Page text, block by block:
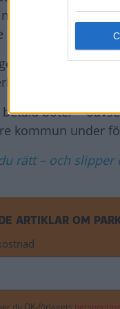
hantera p-
utländska bilarna
från vår
på
böter –
kommun under
rätt – och
ARTIKLAR OM
du OK-förlagets